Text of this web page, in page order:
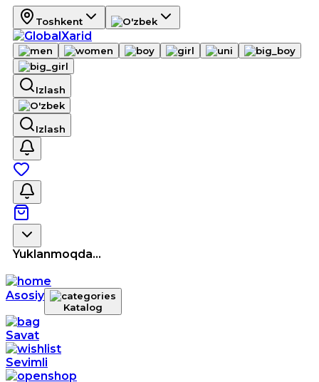
Toshkent
Izlash
Izlash
Yuklanmoqda...
Asosiy
Katalog
Savat
Sevimli